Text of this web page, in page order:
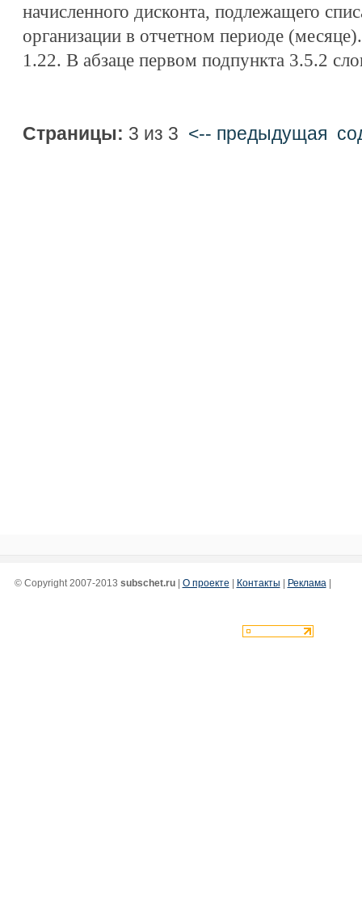
начисленного дисконта, подлежащего
организации в отчетном периоде
1.22. В абзаце первом подпункта 3.5.2
Страницы: 3 из 3 <-- предыдущая
© Copyright 2007-2013 subschet.ru| О проекте Контакты Реклама|